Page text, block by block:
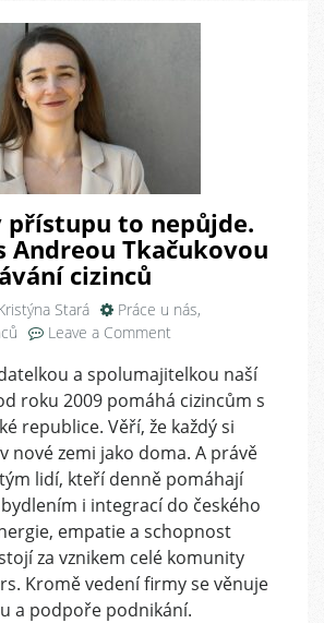
přístupu to nepůjde.
Andreou Tkačukovou
cizinců
Stará Práce u nás,
Leave a Comment
změny
přístupu
to
nepůjde.
Rozhovor
s
Andreou
Tkačukovou
o
zaměstnávání
cizinců
a spolumajitelkou naší
roku 2009 pomáhá cizincům s
republice. Věří, že každý si
nové zemi jako doma. A právě
lidí, kteří denně pomáhají
i integrací do českého
empatie a schopnost
za vznikem celé komunity
Kromě vedení firmy se věnuje
a podpoře podnikání.